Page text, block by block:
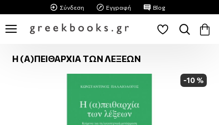
Σύνδεση Εγγραφή Blog
Η (Α)ΠΕΙΘΑΡΧΙΑ ΤΩΝ ΛΕΞΕΩΝ
-10 %